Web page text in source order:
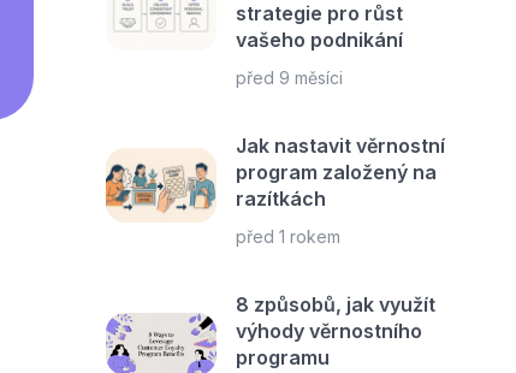
strategie pro růst
vašeho podnikání
před 9 měsíci
Jak nastavit věrnostní
program založený na
razítkách
před 1 rokem
8 způsobů, jak využít
výhody věrnostního
programu